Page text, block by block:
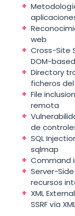
web
Cross-Site
DOM-based
Directory
ficheros
File
remota
de
SQL
sqlmap
Command
Server-
recursos
XML
SSRF vía